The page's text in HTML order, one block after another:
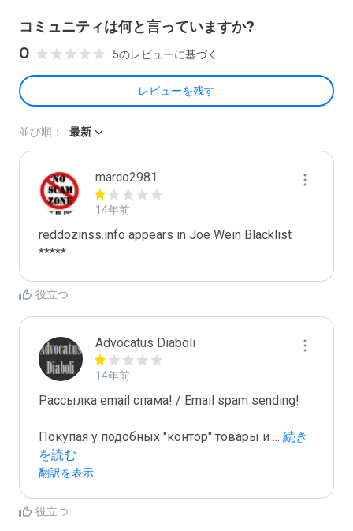
コミュニティは何と言っていますか?
0 5のレビューに基づく
レビューを残す
並び順： 最新
marco2981
14年前
reddozinss.info appears in Joe Wein Blacklist
*****
役立つ
Advocatus Diaboli
14年前
Рассылка email спама! / Email spam sending!
Покупая у подобных "контор" товары и ... 続き
を読む
翻訳を表示
役立つ